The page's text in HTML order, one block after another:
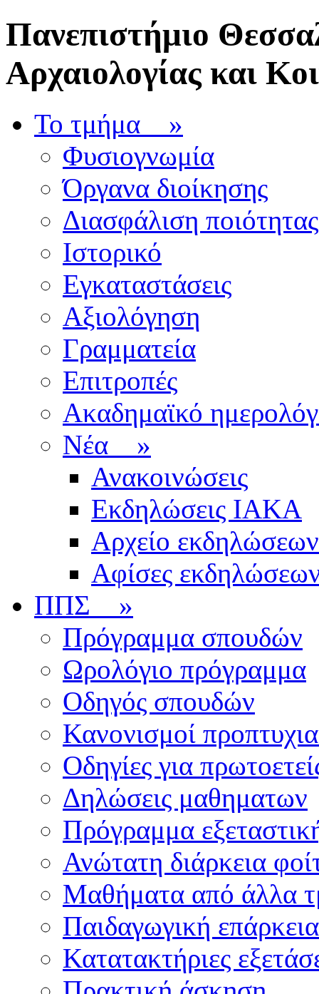
Πανεπιστήμιο
Αρχαιολογίας και
Το τμήμα »
Φυσιογνωμία
Όργανα διοίκησης
Διασφάλιση ποιότητας
Ιστορικό
Εγκαταστάσεις
Αξιολόγηση
Γραμματεία
Επιτροπές
Ακαδημαϊκό
Νέα »
Ανακοινώσεις
Εκδηλώσεις ΙΑΚΑ
Αρχείο εκδηλώσεων
Αφίσες
ΠΠΣ »
Πρόγραμμα σπουδών
Ωρολόγιο πρόγραμμα
Οδηγός σπουδών
Κανονισμοί
Οδηγίες για
Δηλώσεις μαθηματων
Πρόγραμμα
Ανώτατη διάρκεια
Μαθήματα από άλλα
Παιδαγωγική επάρκεια
Κατατακτήριες